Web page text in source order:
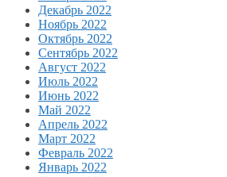
Декабрь 2022
Ноябрь 2022
Октябрь 2022
Сентябрь 2022
Август 2022
Июль 2022
Июнь 2022
Май 2022
Апрель 2022
Март 2022
Февраль 2022
Январь 2022